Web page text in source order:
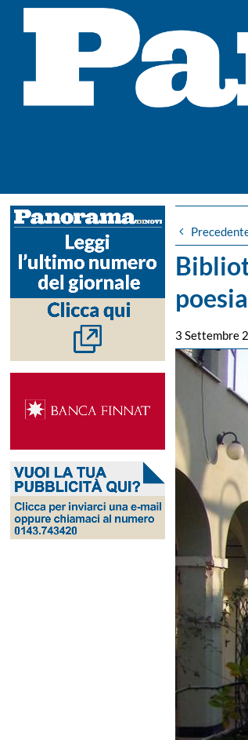
Salta
poesia
3 Settembre
Ingrandisci
immagine